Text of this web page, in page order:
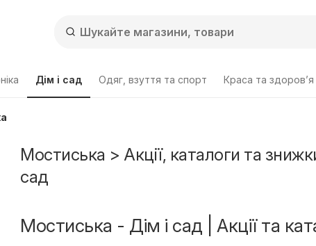
Дім і сад Одяг, взуття та спорт Краса та здоров’я
Мостиська > Акції, каталоги та
сад
Мостиська - Дім і сад | Акції та